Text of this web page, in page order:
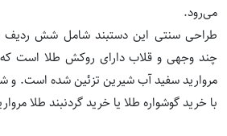
می‌رود.
طراحی سنتی این دستبند شامل شش ردیف
چند وجهی و قلاب دارای روکش طلا است
مروارید سفید آب شیرین تزئین شده است. و
با خرید گوشواره طلا یا خرید گردنبند طلا